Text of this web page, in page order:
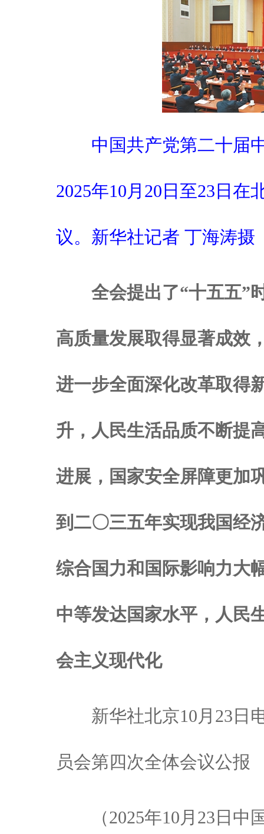
中国共产党第二十届中
2025年10月20日至23日
议。新华社记者 丁海涛摄
全会提出了“十五五”
高质量发展取得显著成效
进一步全面深化改革取得
升，人民生活品质不断提
进展，国家安全屏障更加
到二〇三五年实现我国经
综合国力和国际影响力大
中等发达国家水平，人民
会主义现代化
新华社北京10月23日
员会第四次全体会议公报
（2025年10月23日中